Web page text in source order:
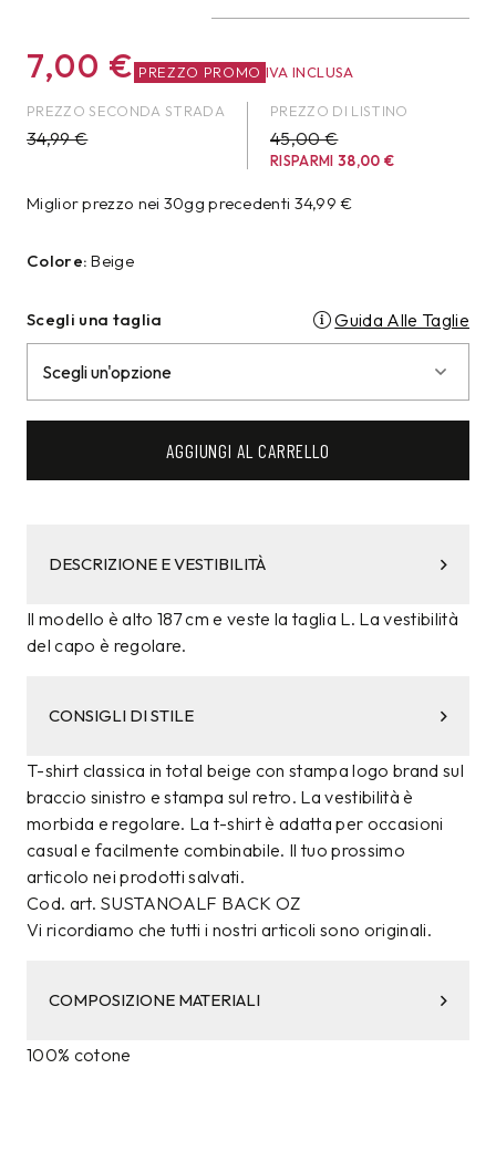
7,00 € PREZZO PROMO IVA INCLUSA
PREZZO SECONDA STRADA
34,99€
PREZZO DI LISTINO
45,00 €
RISPARMI38,00€
Miglior prezzo nei 30gg precedenti 34,99€
Colore: Beige
Scegli una taglia Guida Alle Taglie
AGGIUNGI AL CARRELLO
DESCRIZIONE E VESTIBILITÀ
Il modello è alto 187 cm e veste la taglia L. La vestibilità
del capo è regolare.
CONSIGLI DI STILE
T-shirt classica in total beige con stampa logo brand sul
braccio sinistro e stampa sul retro. La vestibilità è
morbida e regolare. La t-shirt è adatta per occasioni
casual e facilmente combinabile. Il tuo prossimo
articolo nei prodotti salvati.
Cod. art. SUSTANOALF BACK OZ
Vi ricordiamo che tutti i nostri articoli sono originali.
COMPOSIZIONE MATERIALI
100% cotone